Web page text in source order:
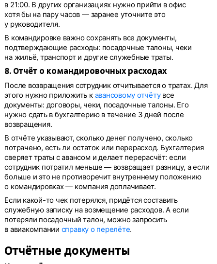
в 21:00. В других организациях нужно прийти в офис
хотя бы на пару часов — заранее уточните это
у руководителя.
В командировке важно сохранять все документы,
подтверждающие расходы: посадочные талоны, чеки
на жильё, транспорт и другие служебные траты.
8. Отчёт о командировочных расходах
После возвращения сотрудник отчитывается о тратах. Для
этого нужно приложить к авансовому отчётувсе
документы: договоры, чеки, посадочные талоны. Его
нужно сдать в бухгалтерию в течение 3 дней после
возвращения.
В отчёте указывают, сколько денег получено, сколько
потрачено, есть ли остаток или перерасход. Бухгалтерия
сверяет траты с авансом и делает перерасчёт: если
сотрудник потратил меньше — возвращает разницу, а если
больше и это не противоречит внутреннему положению
о командировках — компания доплачивает.
Если какой-то чек потерялся, придётся составить
служебную записку на возмещение расходов. А если
потеряли посадочный талон, можно запросить
в авиакомпании справку о перелёте.
Отчётные документы